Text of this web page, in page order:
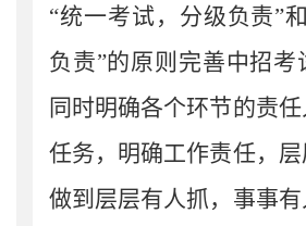
“统一考试，分级负责”
负责”的原则完善中招考
同时明确各个环节的责
任务，明确工作责任，层
做到层层有人抓，事事